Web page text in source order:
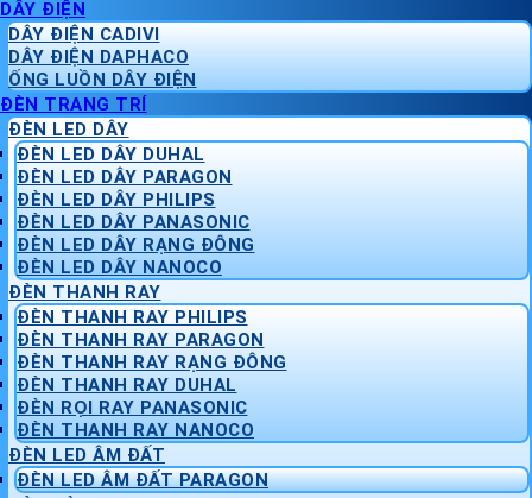
DÂY ĐIỆN
DÂY ĐIỆN CADIVI
DÂY ĐIỆN DAPHACO
ỐNG LUỒN DÂY ĐIỆN
ĐÈN TRANG TRÍ
ĐÈN LED DÂY
ĐÈN LED DÂY DUHAL
ĐÈN LED DÂY PARAGON
ĐÈN LED DÂY PHILIPS
ĐÈN LED DÂY PANASONIC
ĐÈN LED DÂY RẠNG ĐÔNG
ĐÈN LED DÂY NANOCO
ĐÈN THANH RAY
ĐÈN THANH RAY PHILIPS
ĐÈN THANH RAY PARAGON
ĐÈN THANH RAY RẠNG ĐÔNG
ĐÈN THANH RAY DUHAL
ĐÈN RỌI RAY PANASONIC
ĐÈN THANH RAY NANOCO
ĐÈN LED ÂM ĐẤT
ĐÈN LED ÂM ĐẤT PARAGON